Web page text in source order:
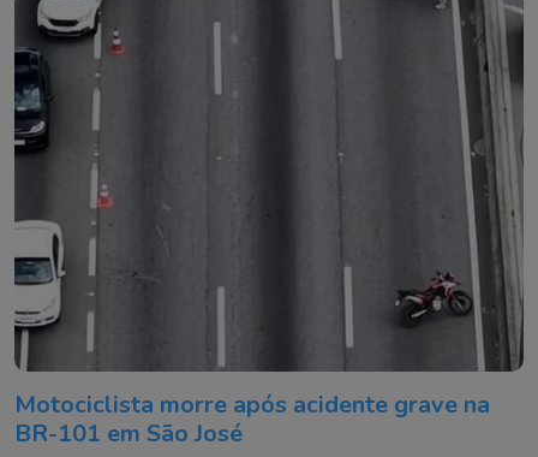
Motociclista morre após acidente grave na
BR-101 em São José